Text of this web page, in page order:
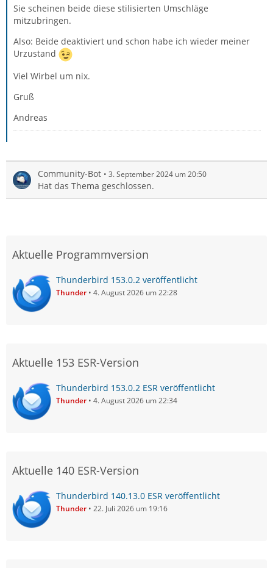
Sie scheinen beide diese stilisierten Umschläge
mitzubringen.
Also: Beide deaktiviert und schon habe ich wieder meiner
Urzustand
Viel Wirbel um nix.
Gruß
Andreas
Community-Bot 3. September 2024 um 20:50
Hat das Thema geschlossen.
Aktuelle Programmversion
Thunderbird 153.0.2 veröffentlicht
Thunder 4. August 2026 um 22:28
Aktuelle 153 ESR-Version
Thunderbird 153.0.2 ESR veröffentlicht
Thunder 4. August 2026 um 22:34
Aktuelle 140 ESR-Version
Thunderbird 140.13.0 ESR veröffentlicht
Thunder 22. Juli 2026 um 19:16